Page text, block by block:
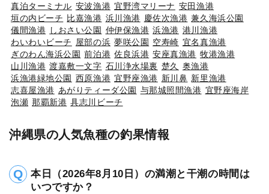
真泊ターミナル 安波漁港 宜野湾マリーナ 安田漁港
垣の内ビーチ 比嘉漁港 浜川漁港 慶佐次漁港 兼久海浜公園
儀間漁港 しおさい公園 仲伊保漁港 浜漁港 港川漁港
わいわいビーチ 屋部の浜 夢咲公園 空寿崎 宜名真漁港
ぎのわん海浜公園 前泊港 佐良浜港 安座真漁港 牧港漁港
山川漁港 渡嘉敷一文字 石川浄水場裏 楚久
奥漁港
浜漁港緑地公園 西原漁港 宜野座漁港 新川鼻 新里漁港
志喜屋漁港 あがりティーダ公園 与那城照間漁港 宜野座海岸
泡瀬 那覇新港 具志川ビーチ
沖縄県の人気魚種の釣果情報
本日（2026年8月10日）の満潮と干潮の時間は
いつですか？